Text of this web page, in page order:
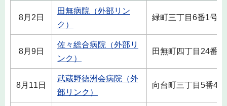
8月2日
田無病院（外部リン
ク）
緑町三丁目6番1号
8月9日
佐々総合病院（外部リ
ンク）
田無町四丁目24番
8月11日
武蔵野徳洲会病院（外
部リンク）
向台町三丁目5番48